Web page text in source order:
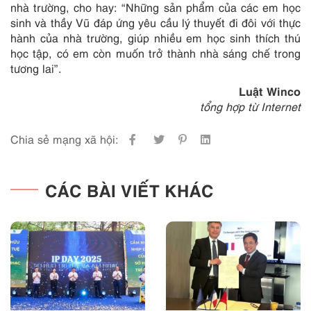
nhà trường, cho hay: “Những sản phẩm của các em học
sinh và thầy Vũ đáp ứng yêu cầu lý thuyết đi đôi với thực
hành của nhà trường, giúp nhiều em học sinh thích thú
học tập, có em còn muốn trở thành nhà sáng chế trong
tương lai”.
Luật Winco
tổng hợp từ Internet
Chia sẻ mạng xã hội:
CÁC BÀI VIẾT KHÁC